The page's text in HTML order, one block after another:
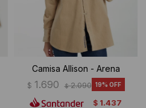
Camisa Allison - Arena
$ 1.690 $ 2.090 19
$ 1.437